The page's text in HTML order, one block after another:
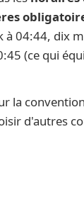
04:44, dix
(ce qui
la
d'autres